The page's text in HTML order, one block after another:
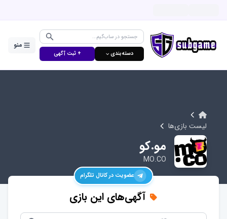
دسته‌بندی ⌵ + ثبت آگهی
منو
لیست بازی‌ها
مو.کو
MO.CO
عضویت در کانال تلگرام
آگهی‌های این بازی